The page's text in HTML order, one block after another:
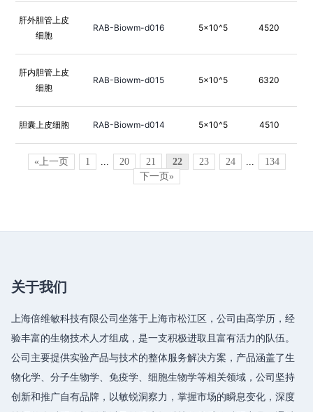
肝外胆管上皮
细胞
RAB-Biowm-d016 5×10^5 4520
肝内胆管上皮
细胞
RAB-Biowm-d015 5×10^5 6320
胆囊上皮细胞 RAB-Biowm-d014 5×10^5 4510
«上一页 1 ... 20 21 22 23 24 ...
134
下一页»
关于我们
上海倍维敏科技有限公司坐落于上海市松江区，公司由高学历，经
验丰富的生物技术人才组成，是一支积极进取且富有活力的队伍。
公司主要提供实验产品与技术的整体服务解决方案，产品涵盖了生
物化学、分子生物学、免疫学、细胞生物学等相关领域，公司坚持
创新和推广自有品牌，以敏锐洞察力，掌握市场的瞬息变化，深度